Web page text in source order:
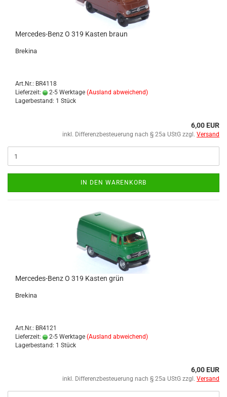
Mercedes-​​Benz O 319 Kas­ten braun
Bre­ki­na
Art.Nr.: BR4118
Lieferzeit:
2-5 Werktage (Ausland abweichend)
Lagerbestand: 1 Stück
6,00 EUR
inkl. Differenzbesteuerung nach § 25a UStG zzgl. Versand
IN DEN WARENKORB
Mercedes-​​​​​Benz O 319 Kas­ten grün
Bre­ki­na
Art.Nr.: BR4121
Lieferzeit:
2-5 Werktage (Ausland abweichend)
Lagerbestand: 1 Stück
6,00 EUR
inkl. Differenzbesteuerung nach § 25a UStG zzgl. Versand